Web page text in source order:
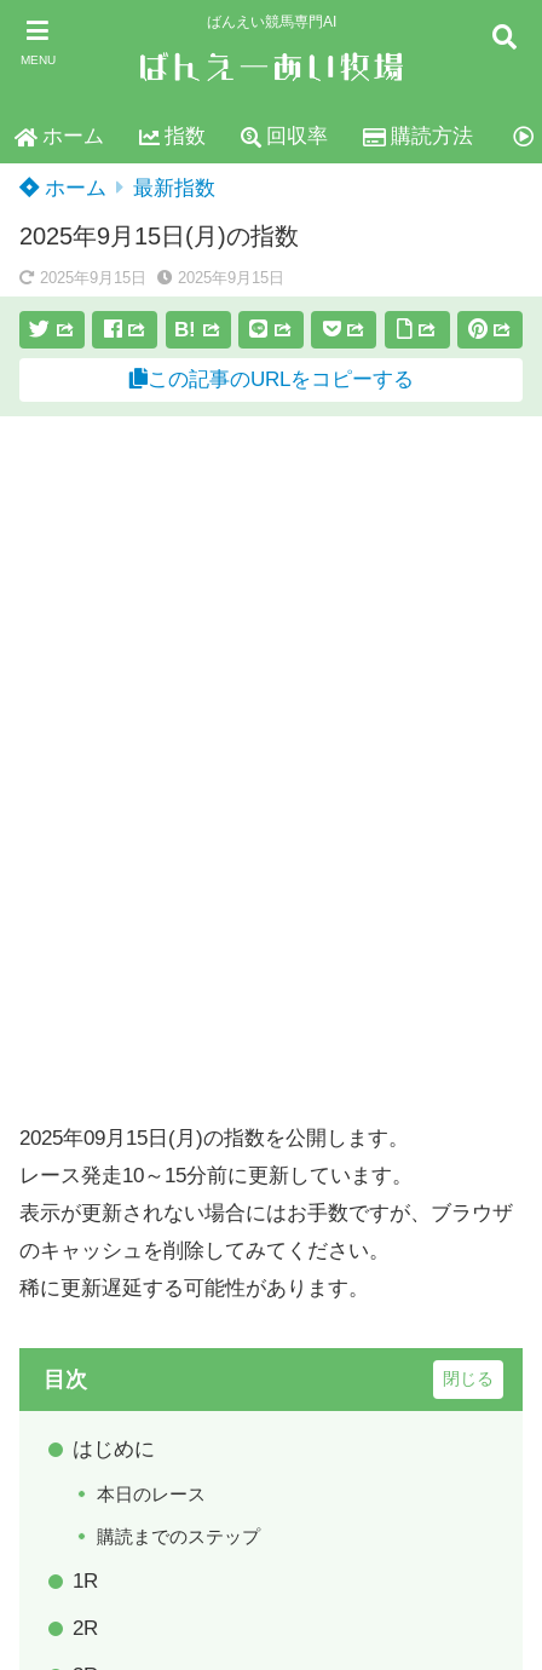
MENU
ばんえい競馬専門AI
ホーム 指数 回収率 購読方法
ホーム 最新指数
2025年9月15日(月)の指数
2025年9月15日 2025年9月15日
B!
この記事のURLをコピーする
2025年09月15日(月)の指数を公開します。
レース発走10～15分前に更新しています。
表示が更新されない場合にはお手数ですが、ブラウザ
のキャッシュを削除してみてください。
稀に更新遅延する可能性があります。
目次
はじめに
本日のレース
購読までのステップ
1R
2R